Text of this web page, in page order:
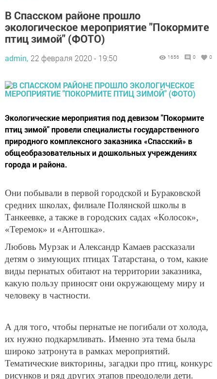
В Спасском районе прошло
экологическое мероприятие "Покормите
птиц зимой" (ФОТО)
admin, 22 февраля 2020 - 19:50 1656 0 0
Экологические мероприятия под девизом "Покормите
птиц зимой" провели специалисты государственного
природного комплексного заказника «Спасский» в
общеобразовательных и дошкольных учреждениях
города и района.
Они побывали в первой городской и Бураковской
средних школах, филиале Полянской школы в
Танкеевке, а также в городских садах «Колосок»,
«Теремок» и «Антошка».
Любовь Мурзак и Александр Камаев рассказали
детям о зимующих птицах Татарстана, о том, какие
виды пернатых обитают на территории заказника,
какую пользу приносят они окружающему миру и
человеку в частности.
А для того, чтобы пернатые не погибали от холода,
их нужно подкармливать. Именно эта тема была
широко затронута в рамках мероприятий.
Тематические викторины, загадки про птиц, конкурс
рисунков и ряд других этапов преодолели дети.